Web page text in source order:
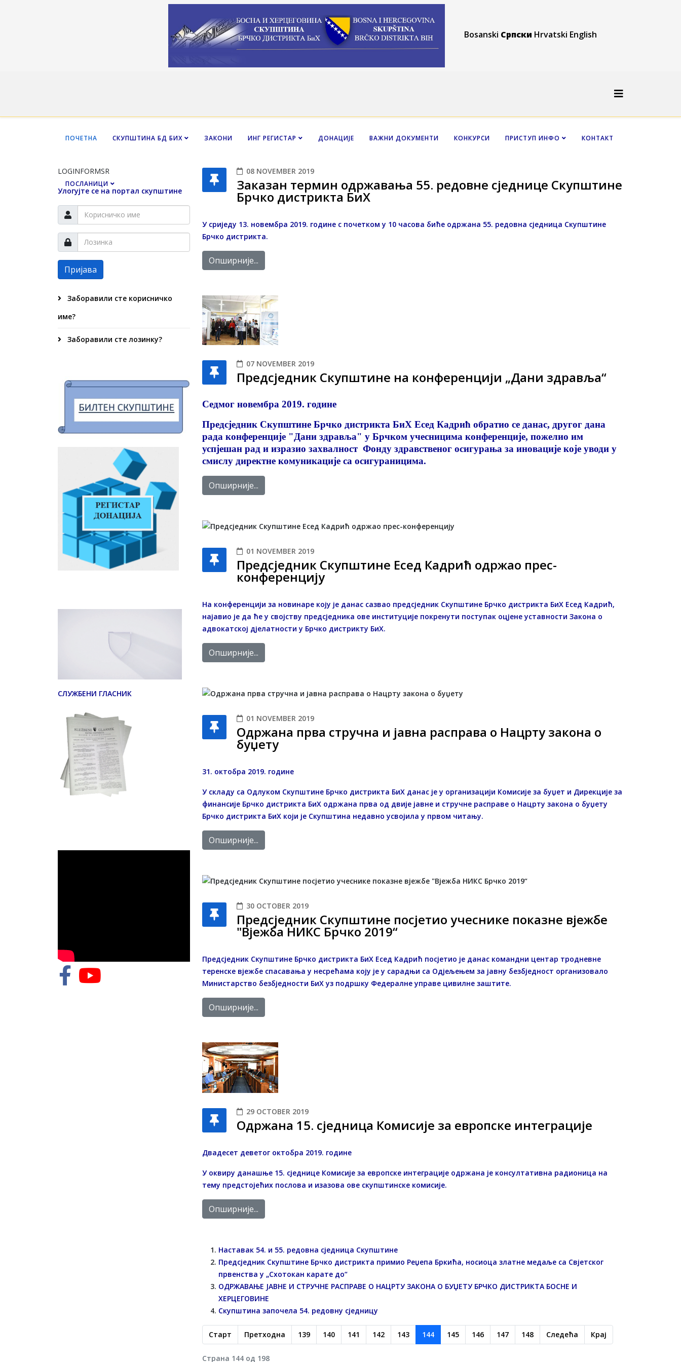
Bosanski Српски Hrvatski English
ПОЧЕТНА СКУПШТИНА БД БИХ ЗАКОНИ ИНГ РЕГИСТАР ДОНАЦИЈЕ ВАЖНИ ДОКУМЕНТИ КОНКУРСИ ПРИСТУП ИНФО КОНТАКТ
ПОСЛАНИЦИ
LOGINFORMSR
Улогујте се на портал скупштине
Пријава
Заборавили сте корисничко
име?
Заборавили сте лозинку?
СЛУЖБЕНИ ГЛАСНИК
08 NOVEMBER 2019
Заказан термин одржавања 55. редовне сједнице Скупштине
Брчко дистрикта БиХ
У сриједу 13. новембра 2019. године с почетком у 10 часова биће одржана 55. редовна сједница Скупштине
Брчко дистрикта.
Опширније...
07 NOVEMBER 2019
Предсједник Скупштине на конференцији „Дани здравља“
Седмог новембра 2019. године
Предсједник Скупштине Брчко дистрикта БиХ Есед Кадрић обратио се данас, другог дана
рада конференције "Дани здравља" у Брчком учесницима конференције, пожелио им
успјешан рад и изразио захвалност Фонду здравственог осигурања за иновације које уводи у
смислу директне комуникације са осигураницима.
Опширније...
01 NOVEMBER 2019
Предсједник Скупштине Есед Кадрић одржао прес-
конференцију
На конференцији за новинаре коју је данас сазвао предсједник Скупштине Брчко дистрикта БиХ Есед Кадрић,
најавио је да ће у својству предсједника ове институције покренути поступак оцјене уставности Закона о
адвокатској дјелатности у Брчко дистрикту БиХ.
Опширније...
01 NOVEMBER 2019
Одржана прва стручна и јавна расправа о Нацрту закона о
буџету
31. октобра 2019. године
У складу са Одлуком Скупштине Брчко дистрикта БиХ данас је у организацији Комисије за буџет и Дирекције за
финансије Брчко дистрикта БиХ одржана прва од двије јавне и стручне расправе о Нацрту закона о буџету
Брчко дистрикта БиХ који је Скупштина недавно усвојила у првом читању.
Опширније...
30 OCTOBER 2019
Предсједник Скупштине посјетио учеснике показне вјежбе
"Вјежба НИКС Брчко 2019“
Предсједник Скупштине Брчко дистрикта БиХ Есед Кадрић посјетио је данас командни центар тродневне
теренске вјежбе спасавања у несрећама коју је у сарадњи са Одјељењем за јавну безбједност организовало
Министарство безбједности БиХ уз подршку Федералне управе цивилне заштите.
Опширније...
29 OCTOBER 2019
Одржана 15. сједница Комисије за европске интеграције
Двадесет деветог октобра 2019. године
У оквиру данашње 15. сједнице Комисије за европске интеграције одржана је консултативна радионица на
тему предстојећих послова и изазова ове скупштинске комисије.
Опширније...
Наставак 54. и 55. редовна сједница Скупштине
Предсједник Скупштине Брчко дистрикта примио Реџепа Бркића, носиоца златне медаље са Свјетског
првенства у „Схотокан карате до“
ОДРЖАВАЊE ЈАВНЕ И СТРУЧНЕ РАСПРАВЕ О НАЦРТУ ЗАКОНА О БУЏЕТУ БРЧКО ДИСТРИКТА БОСНЕ И
ХЕРЦЕГОВИНЕ
Скупштина започела 54. редовну сједницу
Старт Претходна 139 140 141 142 143 144 145 146 147 148 Следећа Крај
Страна 144 од 198